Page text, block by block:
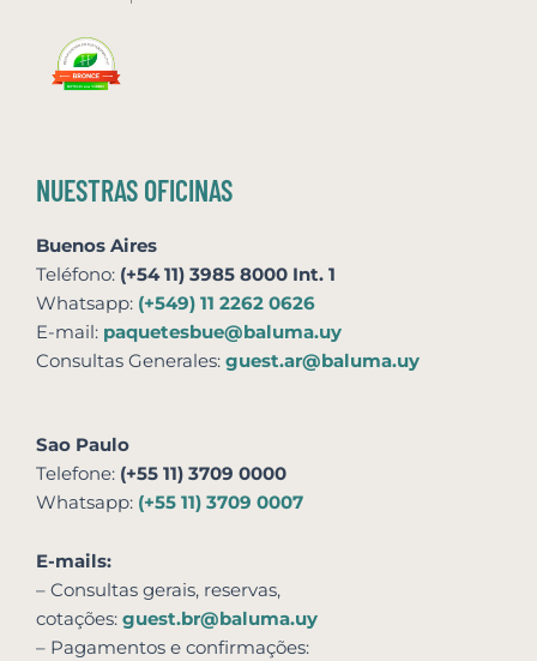
NUESTRAS OFICINAS
Buenos Aires
Teléfono: (+54 11) 3985 8000 Int. 1
Whatsapp: (+549) 11 2262 0626
E-mail: paquetesbue@baluma.uy
Consultas Generales: guest.ar@baluma.uy
Sao Paulo
Telefone: (+55 11) 3709 0000
Whatsapp: (+55 11) 3709 0007
E-mails:
– Consultas gerais, reservas,
cotações: guest.br@baluma.uy
– Pagamentos e confirmações: